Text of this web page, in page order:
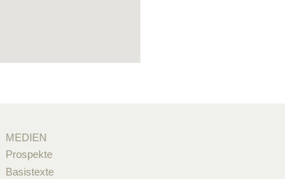
MEDIEN
Prospekte
Basistexte